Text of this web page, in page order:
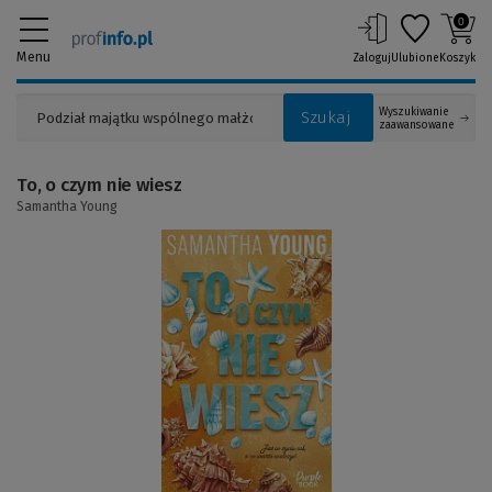
Menu
Szukaj
Wyszukiwanie
zaawansowane
ZalogujUlubione
0
Koszyk
do
innej
strony)
To, o czym nie wiesz
Samantha Young